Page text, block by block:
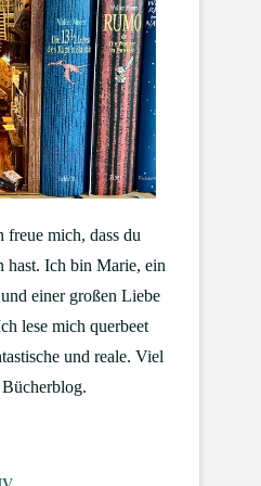
mich, dass du
hast. Ich bin Marie, ein
einer großen Liebe
lese mich querbeet
und reale. Viel